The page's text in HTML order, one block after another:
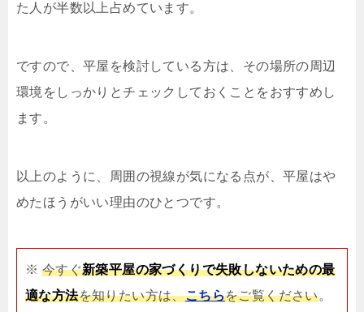
た人が半数以上占めています。
ですので、平屋を検討している方は、その場所の周辺
環境をしっかりとチェックしておくことをおすすめし
ます。
以上のように、周囲の視線が気になる点が、平屋はや
めたほうがいい理由のひとつです。
※ 今すぐ新築平屋の家づくりで失敗しないための最
適な方法を知りたい方は、こちらをご覧ください。